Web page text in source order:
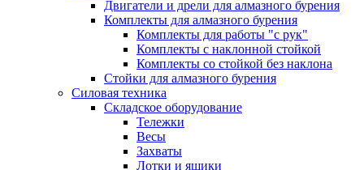
Двигатели и дрели для алмазного бурения
Комплекты для алмазного бурения
Комплекты для работы "с рук"
Комплекты с наклонной стойкой
Комплекты со стойкой без наклона
Стойки для алмазного бурения
Силовая техника
Складское оборудование
Тележки
Весы
Захваты
Лотки и ящики